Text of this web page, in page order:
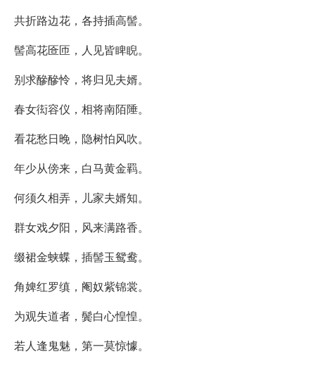
共折路边花，各持插高髻。
髻高花匼匝，人见皆睥睨。
别求醦醦怜，将归见夫婿。
春女衒容仪，相将南陌陲。
看花愁日晚，隐树怕风吹。
年少从傍来，白马黄金羁。
何须久相弄，儿家夫婿知。
群女戏夕阳，风来满路香。
缀裙金蛱蝶，插髻玉鸳鸯。
角婢红罗缜，阉奴紫锦裳。
为观失道者，鬓白心惶惶。
若人逢鬼魅，第一莫惊懅。